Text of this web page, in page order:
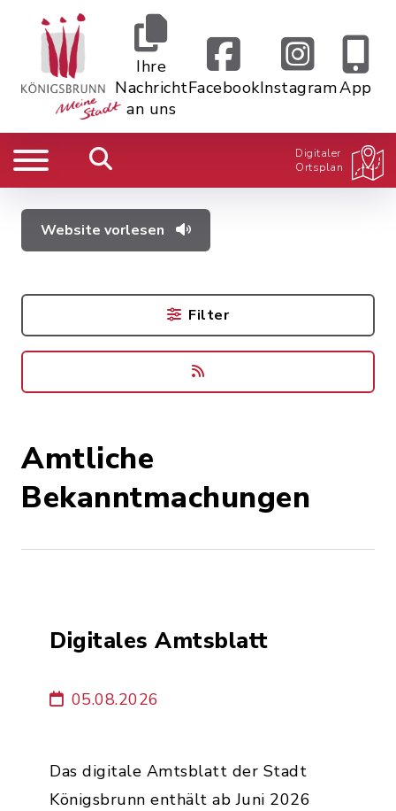
Ihre
Nachricht
an uns
FacebookInstagramApp
Digitaler
Ortsplan
Website vorlesen
Amtliche
Bekanntmachungen
Digitales Amtsblatt
05.08.2026
Das digitale Amtsblatt der Stadt
Königsbrunn enthält ab Juni 2026
Filter